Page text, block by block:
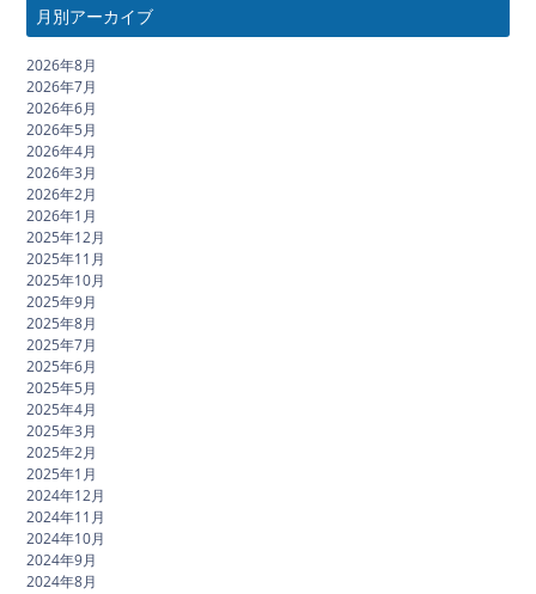
月別アーカイブ
2026年8月
2026年7月
2026年6月
2026年5月
2026年4月
2026年3月
2026年2月
2026年1月
2025年12月
2025年11月
2025年10月
2025年9月
2025年8月
2025年7月
2025年6月
2025年5月
2025年4月
2025年3月
2025年2月
2025年1月
2024年12月
2024年11月
2024年10月
2024年9月
2024年8月